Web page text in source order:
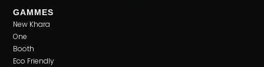
GAMMES
New Khara
One
Booth
Eco Friendly